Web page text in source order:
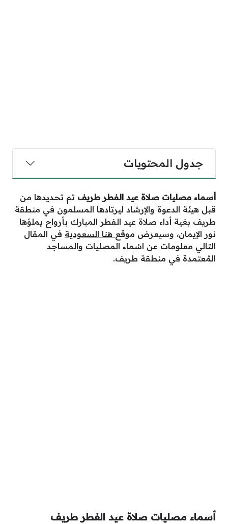
جدول المحتويات
أسماء مصليات صلاة عيد الفطر طريف تم تحديدها من
قبل هيئة الدعوة والإرشاد ليرتادها المسلمون في منطقة
طريف بغية أداء صلاة عيد الفطر المبارك بأرواح يملؤها
نور الإيمان، وسيعرض موقع هنا السعودية في المقال
التالي معلومات عن اسْماء المصليات والمساجد
المُعتمدة في منطقة طريف.
أسماء مصليات صلاة عيد الفطر طريف